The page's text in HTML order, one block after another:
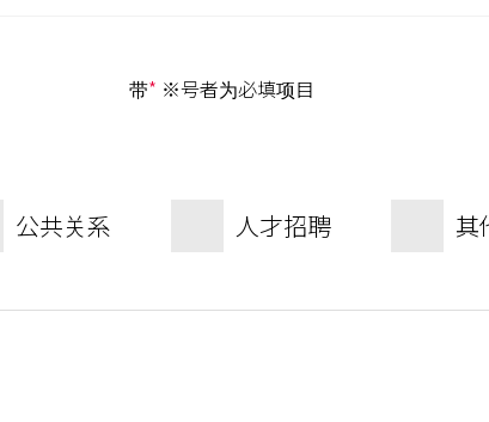
带* ※号者为必填项目
公共关系 人才招聘 其